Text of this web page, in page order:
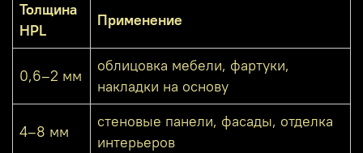
Толщина
HPL
Применение
0,6–2 мм
облицовка мебели, фартуки,
накладки на основу
4–8 мм
стеновые панели, фасады, отделка
интерьеров